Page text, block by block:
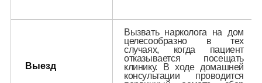
Выезд
Вызвать нарколога на дом
целесообразно в тех
случаях, когда пациент
отказывается посещать
клинику. В ходе домашней
консультации проводится